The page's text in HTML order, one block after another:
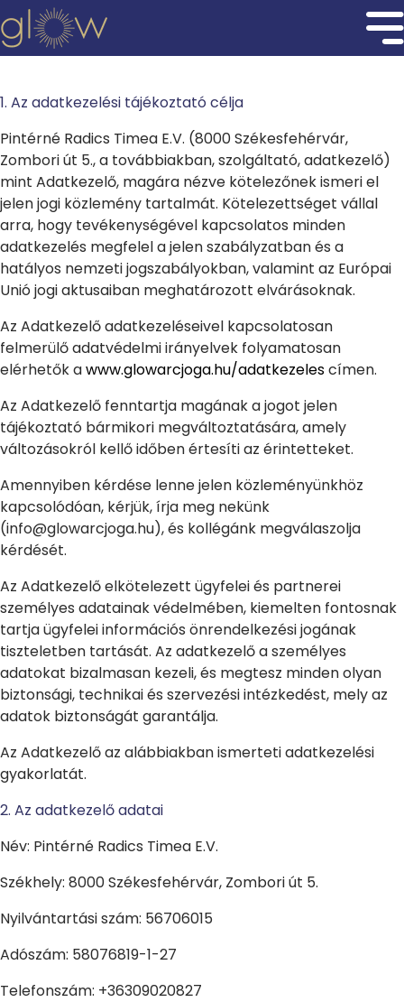
1. Az adatkezelési tájékoztató célja
Pintérné Radics Timea E.V. (8000 Székesfehérvár,
Zombori út 5., a továbbiakban, szolgáltató, adatkezelő)
mint Adatkezelő, magára nézve kötelezőnek ismeri el
jelen jogi közlemény tartalmát. Kötelezettséget vállal
arra, hogy tevékenységével kapcsolatos minden
adatkezelés megfelel a jelen szabályzatban és a
hatályos nemzeti jogszabályokban, valamint az Európai
Unió jogi aktusaiban meghatározott elvárásoknak.
Az Adatkezelő adatkezeléseivel kapcsolatosan
felmerülő adatvédelmi irányelvek folyamatosan
elérhetők awww.glowarcjoga.hu/adatkezelescímen.
Az Adatkezelő fenntartja magának a jogot jelen
tájékoztató bármikori megváltoztatására, amely
változásokról kellő időben értesíti az érintetteket.
Amennyiben kérdése lenne jelen közleményünkhöz
kapcsolódóan, kérjük, írja meg nekünk
(info@glowarcjoga.hu), és kollégánk megválaszolja
kérdését.
Az Adatkezelő elkötelezett ügyfelei és partnerei
személyes adatainak védelmében, kiemelten fontosnak
tartja ügyfelei információs önrendelkezési jogának
tiszteletben tartását. Az adatkezelő a személyes
adatokat bizalmasan kezeli, és megtesz minden olyan
biztonsági, technikai és szervezési intézkedést, mely az
adatok biztonságát garantálja.
Az Adatkezelő az alábbiakban ismerteti adatkezelési
gyakorlatát.
2. Az adatkezelő adatai
Név: Pintérné Radics Timea E.V.
Székhely: 8000 Székesfehérvár, Zombori út 5.
Nyilvántartási szám: 56706015
Adószám: 58076819-1-27
Telefonszám: +36309020827